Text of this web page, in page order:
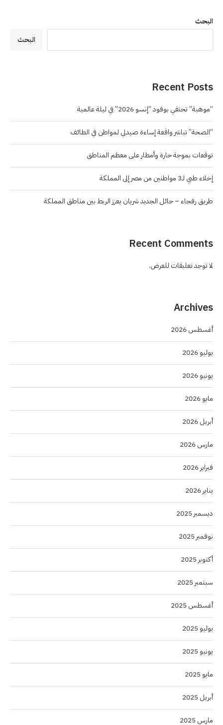
البحث
البحث
Recent Posts
“موهبة” تحتفي بوفود “إنسو 2026” في ليلة عالمية
“الصحة” تباشر واقعة إساءة صيدلي لمواطن في الطائف
توقعات بموجة حارة وأمطار على معظم المناطق
إخلاء طبي لـ3 مواطنين من مصر إلى المملكة
طريق رفحاء – حائل الجديد شريان يعزز الربط بين مناطق المملكة
Recent Comments
لا توجد تعليقات للعرض.
Archives
أغسطس 2026
يوليو 2026
يونيو 2026
مايو 2026
أبريل 2026
مارس 2026
فبراير 2026
يناير 2026
ديسمبر 2025
نوفمبر 2025
أكتوبر 2025
سبتمبر 2025
أغسطس 2025
يوليو 2025
يونيو 2025
مايو 2025
أبريل 2025
مارس 2025